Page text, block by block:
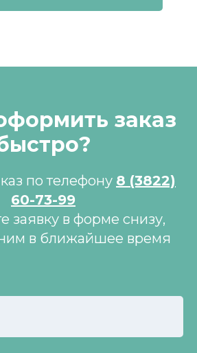
заказ
по телефону 8 (3822)
60-73-99
заявку в форме снизу,
в ближайшее время